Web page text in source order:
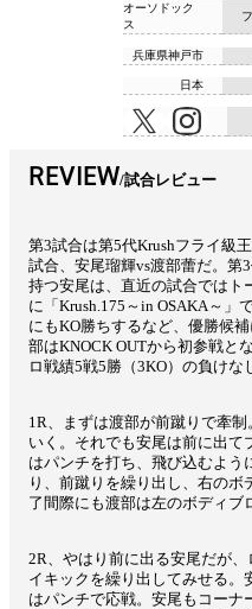
オーソドック
ス
兵庫県神戸市
日本
REVIEW 試合レビュー
第3試合は第5代Krushフライ級
試合、安尾瑠輝vs渡部蕾だ。第
持つ安尾は、直近の試合ではト
に「Krush.175～in OSAKA～」
にもKO勝ちするなど、優勝候
部はKNOCK OUTから初参戦と
ロ戦績5戦5勝（3KO）の負けな
1R、まずは渡部が前蹴りで牽
いく。それでも安尾は前に出て
はパンチを打ち、飛び込むよう
り、前蹴りを繰り出し、右の
了間際にも渡部は左のボディブ
2R、やはり前に出る安尾だが
イキックを繰り出してみせる。
はパンチで応戦。安尾もコーナ